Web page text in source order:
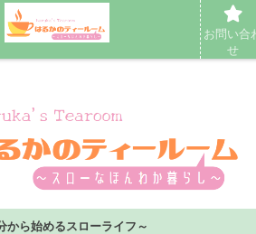
から始めるスローライフ～
お問い合
せ